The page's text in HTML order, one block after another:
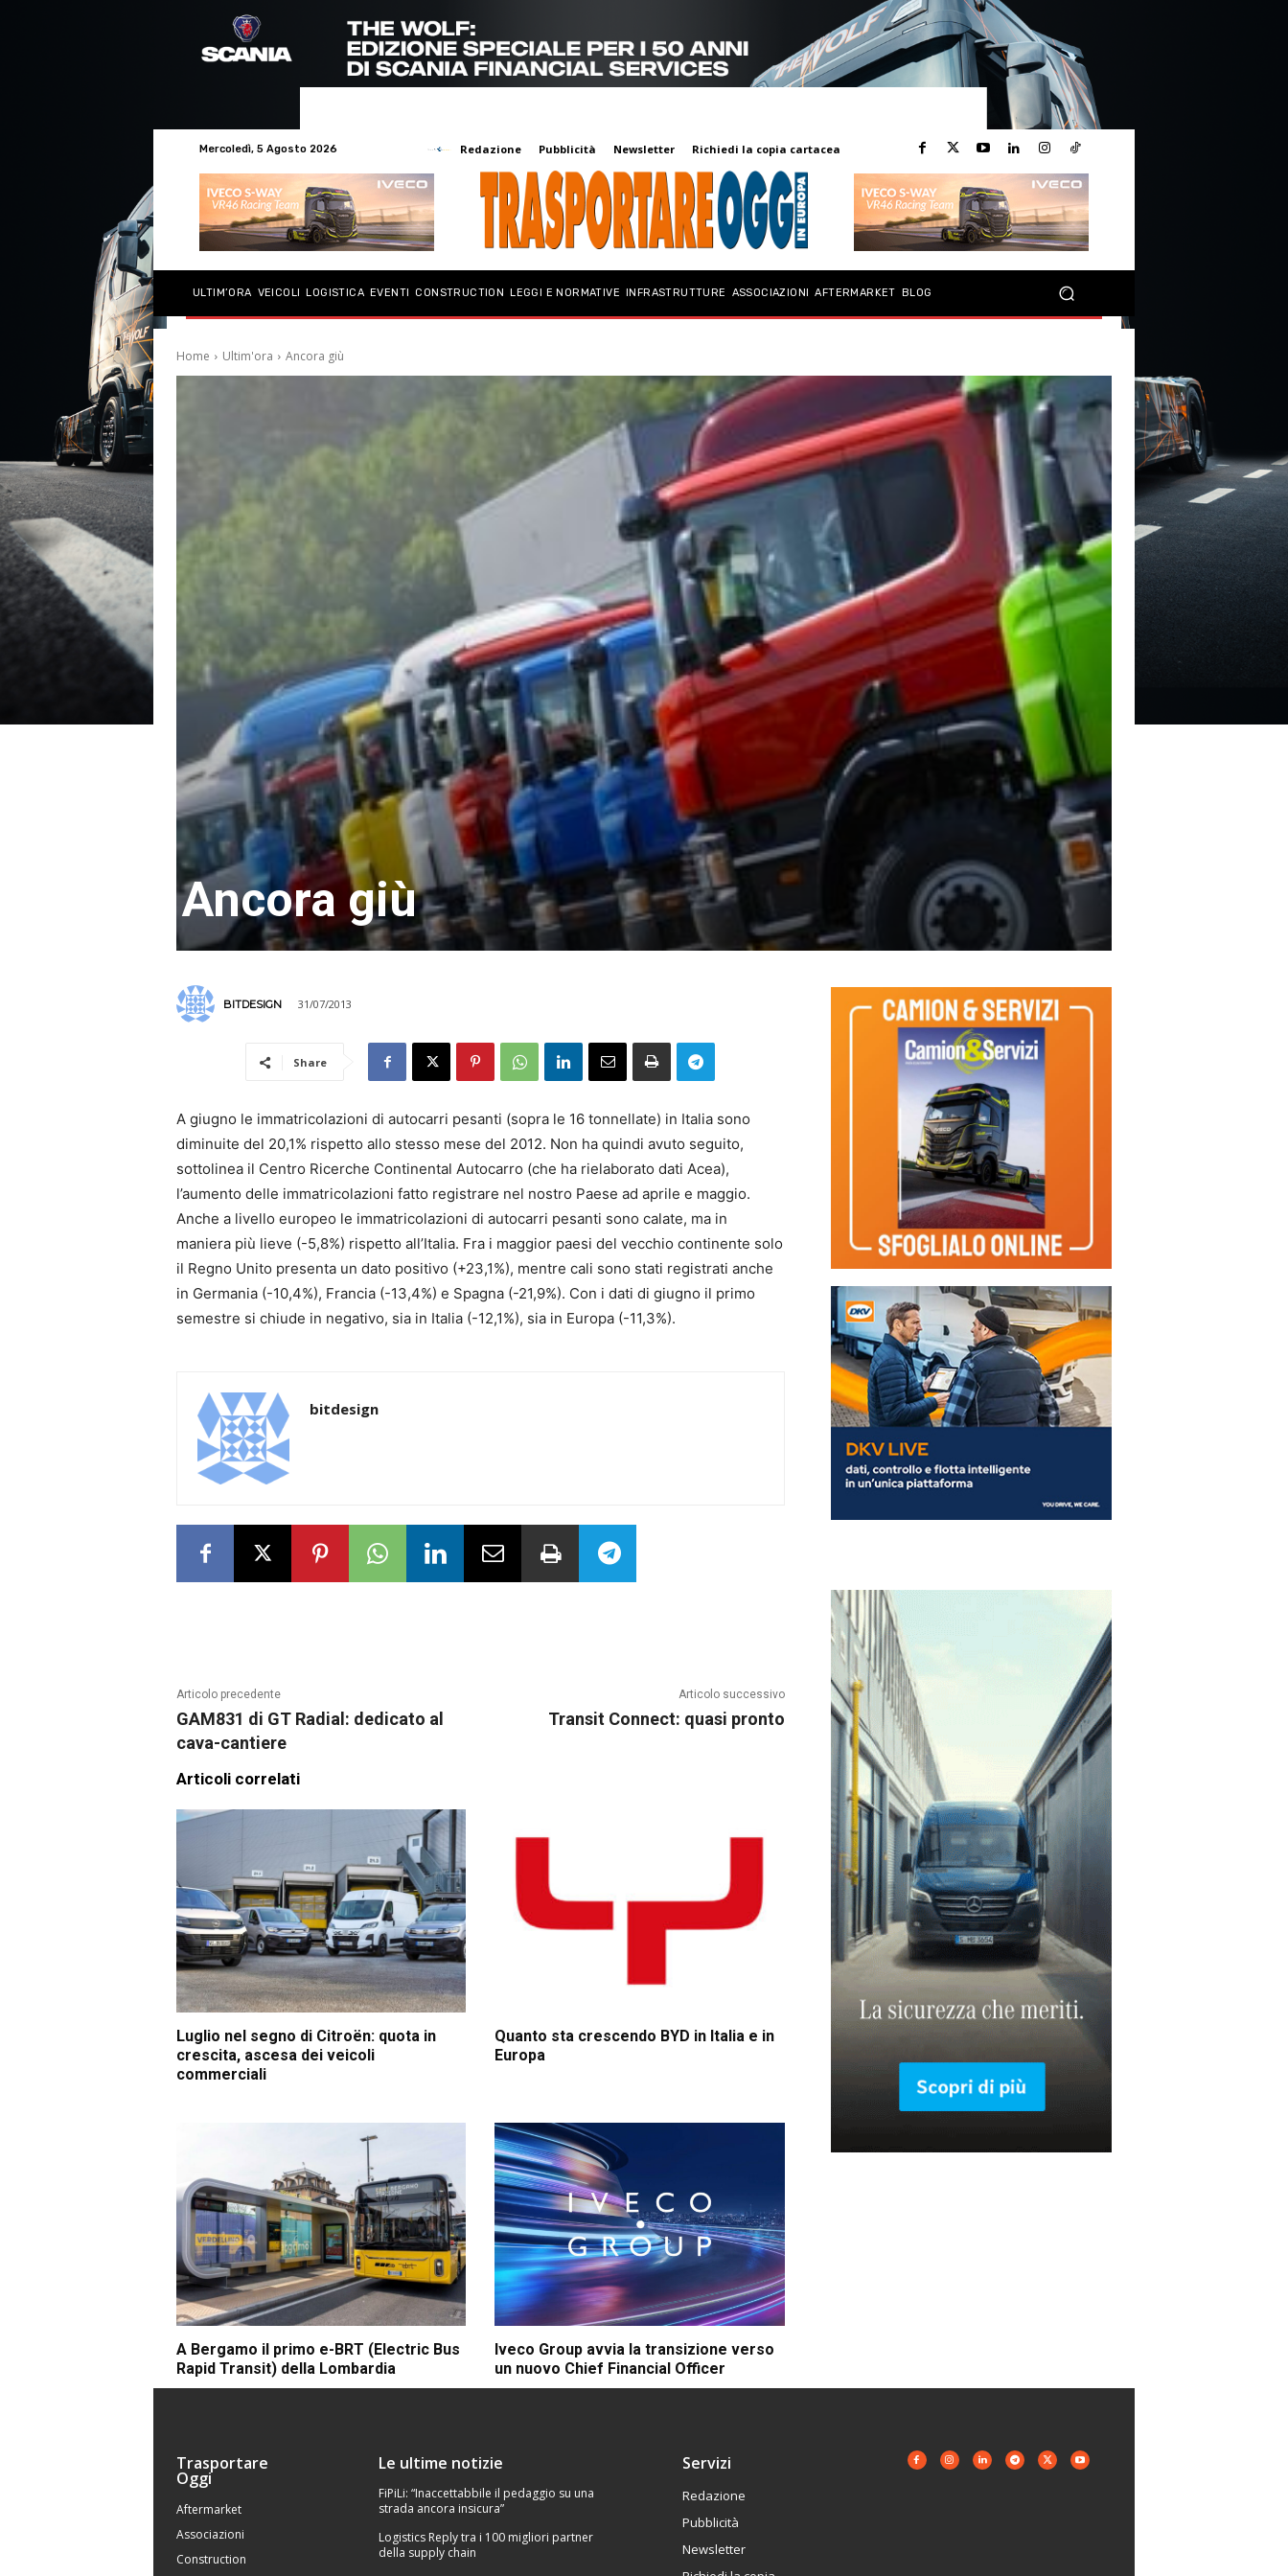
Mercoledì, 5 Agosto 2026 Redazione Pubblicità Newsletter Richiedi la copia cartacea
ULTIM’ORA VEICOLI LOGISTICA EVENTI CONSTRUCTION LEGGI E NORMATIVE INFRASTRUTTURE ASSOCIAZIONI AFTERMARKET BLOG
Home Ultim'ora Ancora giù
Ancora giù
BITDESIGN 31/07/2013
Share
A giugno le immatricolazioni di autocarri pesanti (sopra le 16 tonnellate) in Italia sono
diminuite del 20,1% rispetto allo stesso mese del 2012. Non ha quindi avuto seguito,
sottolinea il Centro Ricerche Continental Autocarro (che ha rielaborato dati Acea),
l’aumento delle immatricolazioni fatto registrare nel nostro Paese ad aprile e maggio.
Anche a livello europeo le immatricolazioni di autocarri pesanti sono calate, ma in
maniera più lieve (-5,8%) rispetto all’Italia. Fra i maggior paesi del vecchio continente solo
il Regno Unito presenta un dato positivo (+23,1%), mentre cali sono stati registrati anche
in Germania (-10,4%), Francia (-13,4%) e Spagna (-21,9%). Con i dati di giugno il primo
semestre si chiude in negativo, sia in Italia (-12,1%), sia in Europa (-11,3%).
bitdesign
Articolo precedente
GAM831 di GT Radial: dedicato al
cava-cantiere
Articolo successivo
Transit Connect: quasi pronto
Articoli correlati
Luglio nel segno di Citroën: quota in
crescita, ascesa dei veicoli
commerciali
Quanto sta crescendo BYD in Italia e in
Europa
A Bergamo il primo e-BRT (Electric Bus
Rapid Transit) della Lombardia
Iveco Group avvia la transizione verso
un nuovo Chief Financial Officer
Trasportare
Oggi
Aftermarket
Associazioni
Construction
Le ultime notizie
FiPiLi: “Inaccettabbile il pedaggio su una
strada ancora insicura”
Logistics Reply tra i 100 migliori partner
della supply chain
Servizi
Redazione
Pubblicità
Newsletter